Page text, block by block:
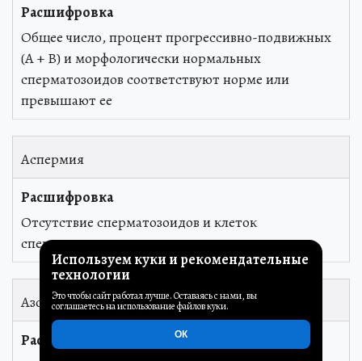
Общее число, процент прогрессивно-подвижных
(А + В) и морфологически нормальных
сперматозоидов соответствуют норме или
превышают ее
Аспермия
Отсутствие сперматозоидов и клеток
сперматогенеза
Азооспермия
Используем куки и рекомендательные
технологии
Это чтобы сайт работал лучше. Оставаясь с нами, вы
соглашаетесь на использование файлов куки.
ОК